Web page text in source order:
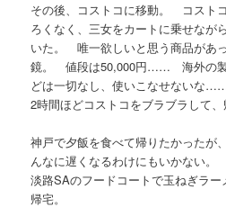
その後、コストコに移動。 コスト
ろくなく、三女をカートに乗せなが
いた。 唯一欲しいと思う商品があ
鏡。 値段は50,000円…… 海外の製
どは一切なし、使いこなせないな
2時間ほどコストコをブラブラして、
神戸で夕飯を食べて帰りたかったが
んなに遅くなるわけにもいかない。
淡路SAのフードコートで玉ねぎラ
帰宅。